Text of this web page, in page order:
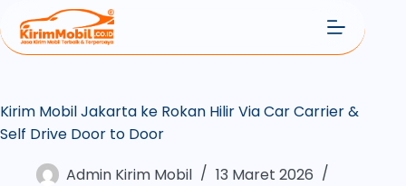
Kirim Mobil Jakarta ke Rokan Hilir Via Car Carrier &
Self Drive Door to Door
Admin Kirim Mobil
13 Maret 2026